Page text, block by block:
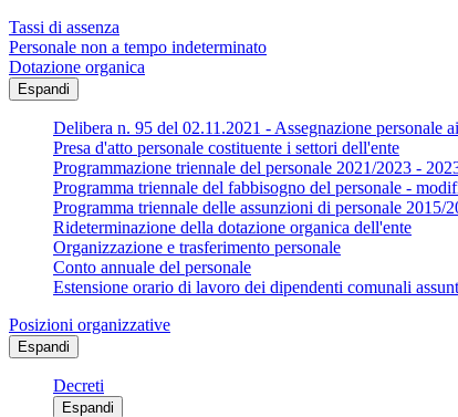
Tassi di assenza
Personale non a tempo indeterminato
Dotazione organica
Espandi
Delibera n. 95 del 02.11.2021 - Assegnazione personale
Presa d'atto personale costituente i settori dell'ente
Programmazione triennale del personale 2021/2023 -
Programma triennale del fabbisogno del personale -
Programma triennale delle assunzioni di personale 2015/
Rideterminazione della dotazione organica dell'ente
Organizzazione e trasferimento personale
Conto annuale del personale
Estensione orario di lavoro dei dipendenti comunali
Posizioni organizzative
Espandi
Decreti
Espandi